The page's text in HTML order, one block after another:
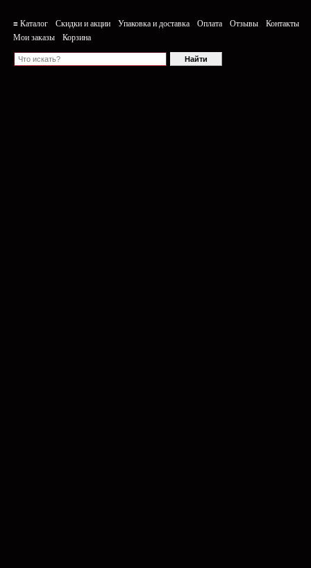
≡ Каталог Скидки и акции Упаковка и доставка Оплата Отзывы
Контакты
Мои заказы
Корзина